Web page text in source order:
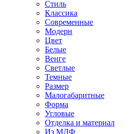
Стиль
Классика
Современные
Модерн
Цвет
Белые
Венге
Светлые
Темные
Размер
Малогабаритные
Форма
Угловые
Отделка и материал
Из МДФ